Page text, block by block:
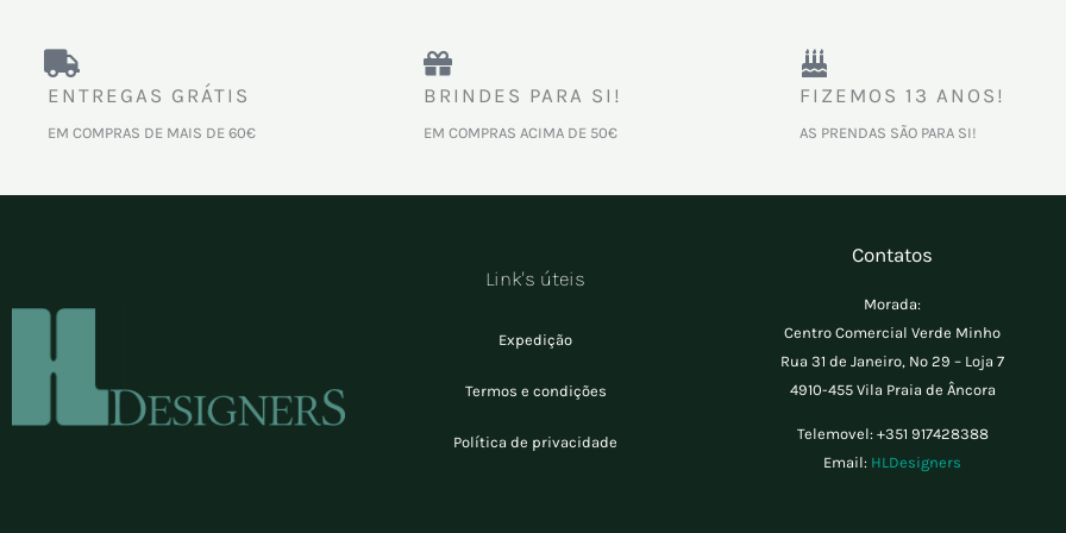
ENTREGAS GRÁTIS
EM COMPRAS DE MAIS DE 60€
BRINDES PARA SI!
EM COMPRAS ACIMA DE 50€
FIZEMOS 13 ANOS!
AS PRENDAS SÃO PARA SI!
Link's úteis
Expedição
Termos e condições
Política de privacidade
Contatos
Morada:
Centro Comercial Verde Minho
Rua 31 de Janeiro, Nº 29 – Loja 7
4910-455 Vila Praia de Âncora
Telemovel: +351 917428388
Email: HLDesigners